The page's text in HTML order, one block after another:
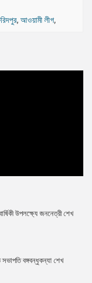
, আওয়ামী লীগ,
উপলক্ষ্যে জননেত্রী শেখ
সভাপতি বঙ্গবন্ধুকন্যা শেখ